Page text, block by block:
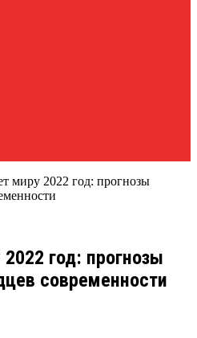
миру 2022 год: прогнозы
год: прогнозы
современности